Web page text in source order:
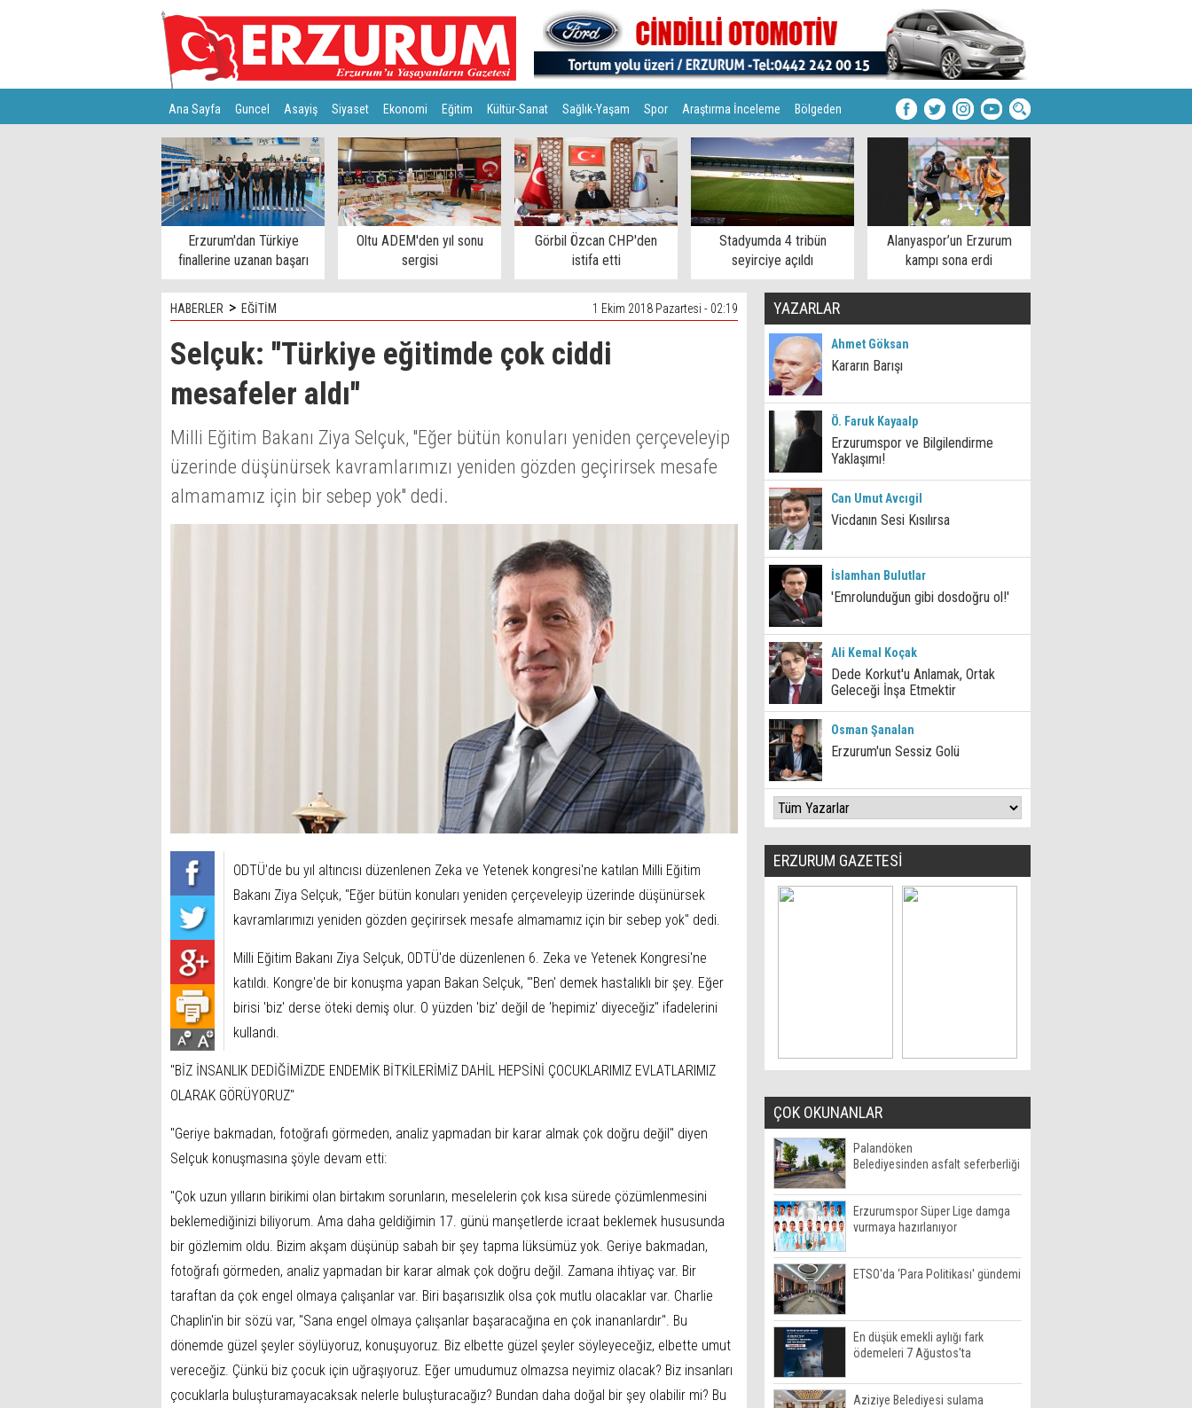
Ana Sayfa Guncel Asayiş Siyaset Ekonomi Eğitim Kültür-Sanat Sağlık-Yaşam Spor Araştırma İnceleme Bölgeden
Türkiye Teknoloji
Erzurum'dan Türkiye
finallerine uzanan başarı
Oltu ADEM'den yıl sonu
sergisi
Görbil Özcan CHP'den
istifa etti
Stadyumda 4 tribün
seyirciye açıldı
Alanyaspor’un Erzurum
kampı sona erdi
HABERLER > EĞİTİM 1 Ekim 2018 Pazartesi - 02:19
Selçuk: ''Türkiye eğitimde çok ciddi
mesafeler aldı''
Milli Eğitim Bakanı Ziya Selçuk, ''Eğer bütün konuları yeniden çerçeveleyip
üzerinde düşünürsek kavramlarımızı yeniden gözden geçirirsek mesafe
almamamız için bir sebep yok'' dedi.
ODTÜ'de bu yıl altıncısı düzenlenen Zeka ve Yetenek kongresi'ne katılan Milli Eğitim
Bakanı Ziya Selçuk, ''Eğer bütün konuları yeniden çerçeveleyip üzerinde düşünürsek
kavramlarımızı yeniden gözden geçirirsek mesafe almamamız için bir sebep yok'' dedi.
Milli Eğitim Bakanı Ziya Selçuk, ODTÜ'de düzenlenen 6. Zeka ve Yetenek Kongresi'ne
katıldı. Kongre'de bir konuşma yapan Bakan Selçuk, '''Ben' demek hastalıklı bir şey. Eğer
birisi 'biz' derse öteki demiş olur. O yüzden 'biz' değil de 'hepimiz' diyeceğiz'' ifadelerini
kullandı.
''BİZ İNSANLIK DEDİĞİMİZDE ENDEMİK BİTKİLERİMİZ DAHİL HEPSİNİ ÇOCUKLARIMIZ EVLATLARIMIZ
OLARAK GÖRÜYORUZ''
''Geriye bakmadan, fotoğrafı görmeden, analiz yapmadan bir karar almak çok doğru değil'' diyen
Selçuk konuşmasına şöyle devam etti:
''Çok uzun yılların birikimi olan birtakım sorunların, meselelerin çok kısa sürede çözümlenmesini
beklemediğinizi biliyorum. Ama daha geldiğimin 17. günü manşetlerde icraat beklemek hususunda
bir gözlemim oldu. Bizim akşam düşünüp sabah bir şey tapma lüksümüz yok. Geriye bakmadan,
fotoğrafı görmeden, analiz yapmadan bir karar almak çok doğru değil. Zamana ihtiyaç var. Bir
taraftan da çok engel olmaya çalışanlar var. Biri başarısızlık olsa çok mutlu olacaklar var. Charlie
Chaplin'in bir sözü var, ''Sana engel olmaya çalışanlar başaracağına en çok inananlardır''. Bu
dönemde güzel şeyler söylüyoruz, konuşuyoruz. Biz elbette güzel şeyler söyleyeceğiz, elbette umut
vereceğiz. Çünkü biz çocuk için uğraşıyoruz. Eğer umudumuz olmazsa neyimiz olacak? Biz insanları
çocuklarla buluşturamayacaksak nelerle buluşturacağız? Bundan daha doğal bir şey olabilir mi? Bu
YAZARLAR
Ahmet Göksan
Kararın Barışı
Ö. Faruk Kayaalp
Erzurumspor ve Bilgilendirme
Yaklaşımı!
Can Umut Avcıgil
Vicdanın Sesi Kısılırsa
İslamhan Bulutlar
'Emrolunduğun gibi dosdoğru ol!'
Ali Kemal Koçak
Dede Korkut'u Anlamak, Ortak
Geleceği İnşa Etmektir
Osman Şanalan
Erzurum'un Sessiz Golü
ERZURUM GAZETESİ
ÇOK OKUNANLAR
Palandöken
Belediyesinden asfalt seferberliği
Erzurumspor Süper Lige damga
vurmaya hazırlanıyor
ETSO'da ‘Para Politikası' gündemi
En düşük emekli aylığı fark
ödemeleri 7 Ağustos'ta
Aziziye Belediyesi sulama